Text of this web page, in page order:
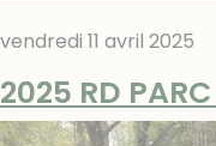
vendredi 11 avril 2025
2025 RD